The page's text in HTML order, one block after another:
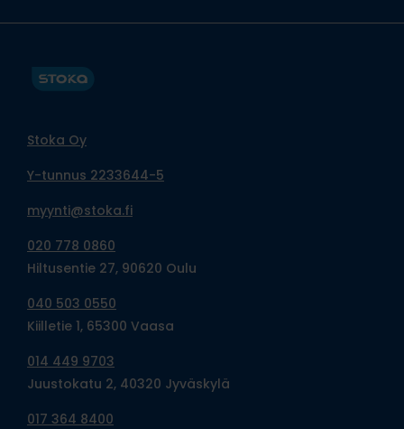
Stoka Oy
Y-tunnus 2233644-5
myynti@stoka.fi
020 778 0860
Hiltusentie 27, 90620 Oulu
040 503 0550
Kiilletie 1, 65300 Vaasa
014 449 9703
Juustokatu 2, 40320 Jyväskylä
017 364 8400